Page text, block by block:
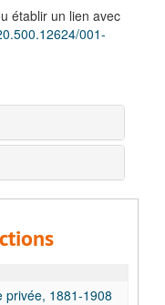
établir un lien avec
001-
privée, 1881-1908